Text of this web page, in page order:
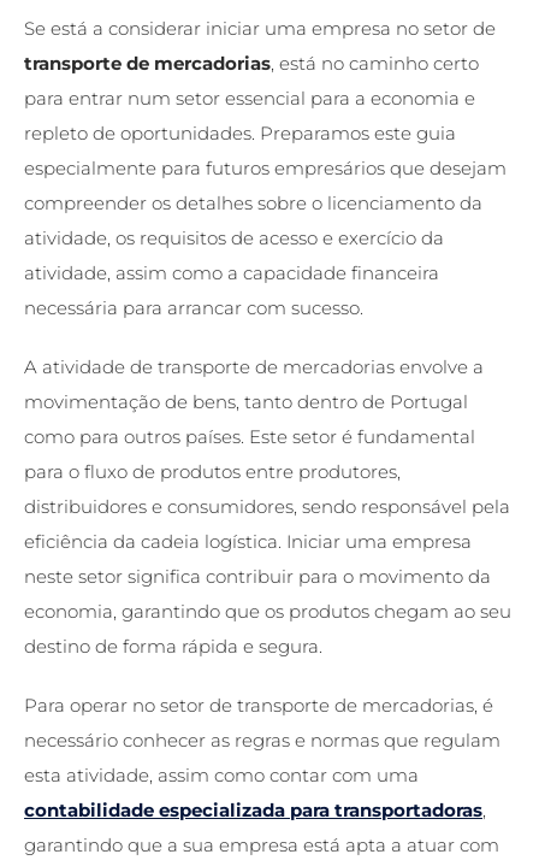
Se está a considerar iniciar uma empresa no setor de
transporte de mercadorias, está no caminho certo
para entrar num setor essencial para a economia e
repleto de oportunidades. Preparamos este guia
especialmente para futuros empresários que desejam
compreender os detalhes sobre o licenciamento da
atividade, os requisitos de acesso e exercício da
atividade, assim como a capacidade financeira
necessária para arrancar com sucesso.
A atividade de transporte de mercadorias envolve a
movimentação de bens, tanto dentro de Portugal
como para outros países. Este setor é fundamental
para o fluxo de produtos entre produtores,
distribuidores e consumidores, sendo responsável pela
eficiência da cadeia logística. Iniciar uma empresa
neste setor significa contribuir para o movimento da
economia, garantindo que os produtos chegam ao seu
destino de forma rápida e segura.
Para operar no setor de transporte de mercadorias, é
necessário conhecer as regras e normas que regulam
esta atividade, assim como contar com uma
contabilidade especializada para transportadoras,
garantindo que a sua empresa está apta a atuar com